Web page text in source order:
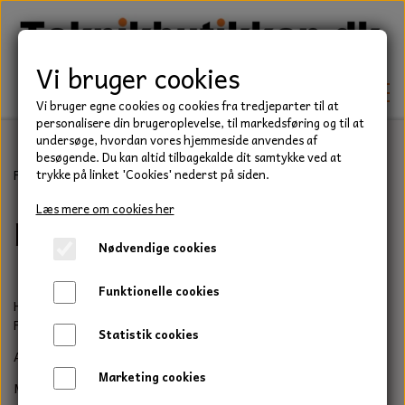
TEKNIK
KILEREMME
LEJER
PAKDÅSER
LÅSERINGE
BEFÆSTELSE
HAVE/PARK
UNIVERSALE REMME TIL PLÆNEKLIPPER OG
HAVETRAKTOR
TRAKTOR/ENTREPRENØR
Forside Befæstelse Møtrikker Låsemøtrik
Låsemøtrik
Her på siden finder du låsemøtrikker i materialerne stål både
FZB og FZV, rustfast i A2 og A4.
Alle vores møtrikker i stål og metal er efter DIN 985 norm
Møtrikker i Rustfri er med voks.
Vi bruger cookies
Vi bruger egne cookies og cookies fra tredjeparter til at
personalisere din brugeroplevelse, til markedsføring og til at
undersøge, hvordan vores hjemmeside anvendes af
besøgende. Du kan altid tilbagekalde dit samtykke ved at
trykke på linket 'Cookies' nederst på siden.
Læs mere om cookies her
Nødvendige cookies
Funktionelle cookies
Statistik cookies
Marketing cookies